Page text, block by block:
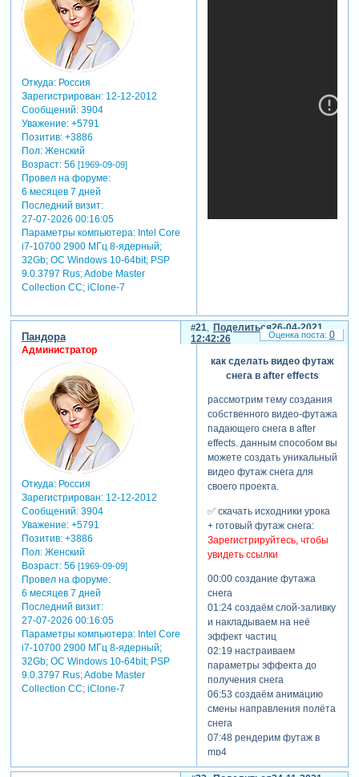
Откуда:Россия
Зарегистрирован: 12-12-2012
Сообщений:3904
Уважение: +5791
Позитив: +3886
Пол:Женский
Возраст:56 [1969-09-09]
Провел на форуме:
6 месяцев 7 дней
Последний визит:
27-07-2026 00:16:05
Параметры компьютера:Intel Core
i7-10700 2900 МГц 8-ядерный;
32Gb; ОС Windows 10-64bit; PSP
9.0.3797 Rus; Adobe Master
Collection СС; iClone-7
Поделиться
21
26-04-2021
12:42:26
Пандора
Администратор
Откуда:Россия
Зарегистрирован: 12-12-2012
Сообщений:3904
Уважение: +5791
Позитив: +3886
Пол:Женский
Возраст:56 [1969-09-09]
Провел на форуме:
6 месяцев 7 дней
Последний визит:
27-07-2026 00:16:05
Параметры компьютера:Intel Core
i7-10700 2900 МГц 8-ядерный;
32Gb; ОС Windows 10-64bit; PSP
9.0.3797 Rus; Adobe Master
Collection СС; iClone-7
как сделать видео футаж
снега в after effects
рассмотрим тему создания
собственного видео-футажа
падающего снега в after
effects. данным способом вы
можете создать уникальный
видео футаж снега для
своего проекта.
✅ скачать исходники урока
+ готовый футаж снега:
Зарегистрируйтесь, чтобы
увидеть ссылки
00:00​ создание футажа
снега
01:24​ создаём слой-заливку
и накладываем на неё
эффект частиц
02:19​ настраиваем
параметры эффекта до
получения снега
06:53​ создаём анимацию
смены направления полёта
снега
07:48​ рендерим футаж в
mp4
08:48​ накладываем футаж
0